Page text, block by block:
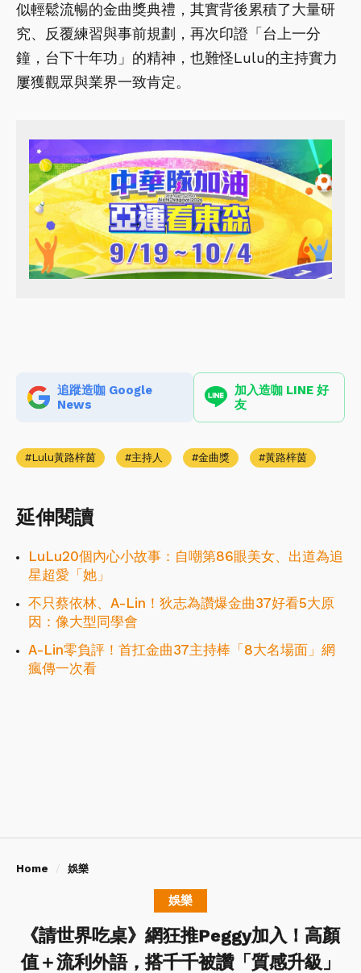
似輕鬆流暢的金曲獎典禮，其實背後累積了大量研
究、反覆練習與事前規劃，再次印證「台上一分
鐘，台下十年功」的精神，也難怪Lulu的主持實力
屢獲觀眾與業界一致肯定。
追蹤造咖 Google
News
加入造咖 LINE 好
友
Lulu黃路梓茵 主持人 金曲獎 黃路梓茵
延伸閱讀
LuLu20個內心小故事：自嘲第86眼美女、出道為追
星超愛「她」
不只蔡依林、A-Lin！狄志為讚爆金曲37好看5大原
因：像大型同學會
A-Lin零負評！首扛金曲37主持棒「8大名場面」網
瘋傳一次看
Home 娛樂
娛樂
《請世界吃桌》網狂推Peggy加入！高顏
值＋流利外語，搭千千被讚「質感升級」